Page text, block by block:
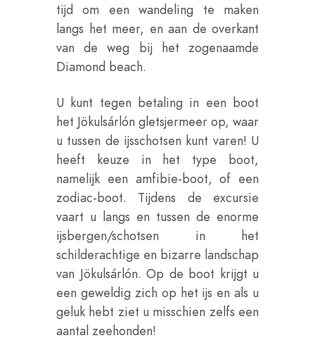
tijd om een wandeling te maken
langs het meer, en aan de overkant
van de weg bij het zogenaamde
Diamond beach.
U kunt tegen betaling in een boot
het Jökulsárlón gletsjermeer op, waar
u tussen de ijsschotsen kunt varen! U
heeft keuze in het type boot,
namelijk een amfibie-boot, of een
zodiac-boot. Tijdens de excursie
vaart u langs en tussen de enorme
ijsbergen/schotsen in het
schilderachtige en bizarre landschap
van Jökulsárlón. Op de boot krijgt u
een geweldig zich op het ijs en als u
geluk hebt ziet u misschien zelfs een
aantal zeehonden!